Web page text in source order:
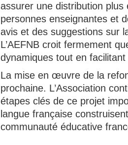
assurer une distribution
personnes enseignantes et
avis et des suggestions sur
L’AEFNB croit fermement
dynamiques tout en
La mise en œuvre de la
prochaine. L’Association
étapes clés de ce projet
langue française
communauté éducative